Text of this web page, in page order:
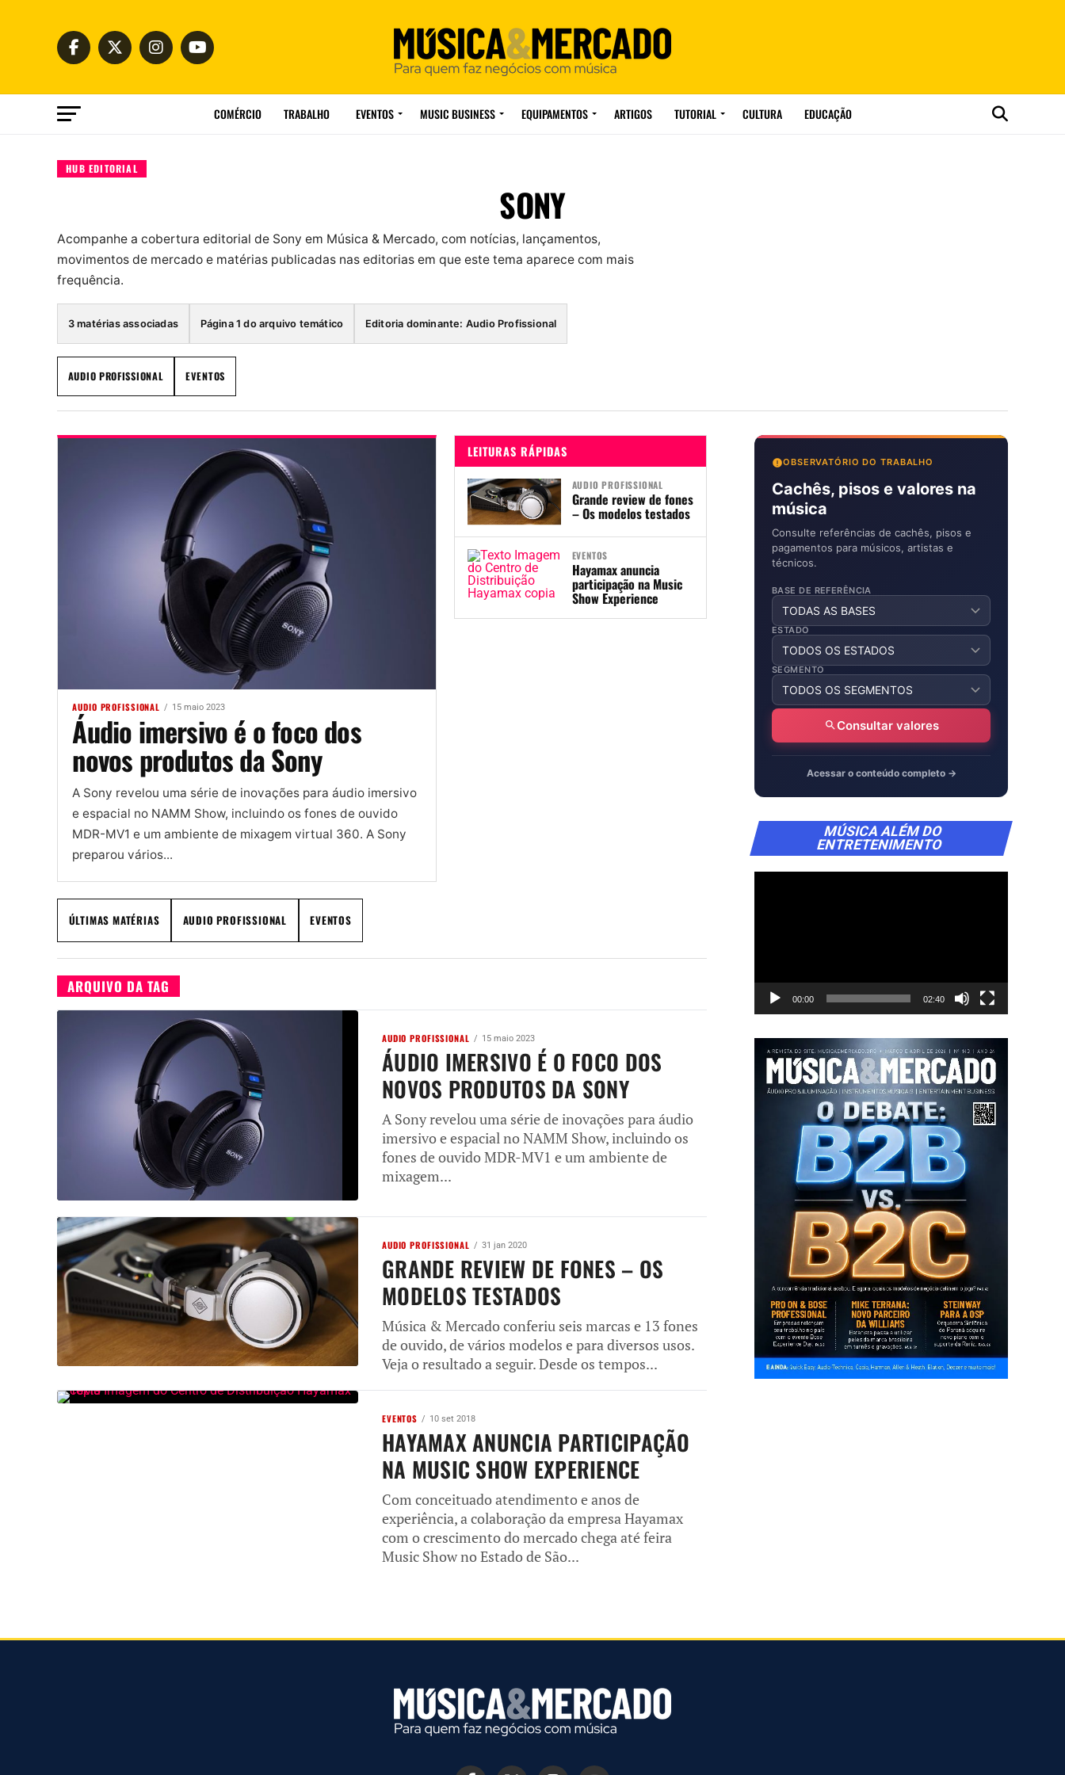
COMÉRCIO TRABALHO EVENTOS MUSIC BUSINESS EQUIPAMENTOS ARTIGOS TUTORIAL CULTURA EDUCAÇÃO
HUB EDITORIAL
SONY
Acompanhe a cobertura editorial de Sony em Música & Mercado, com notícias, lançamentos,
movimentos de mercado e matérias publicadas nas editorias em que este tema aparece com mais
frequência.
3 matérias associadas Página 1 do arquivo temático Editoria dominante: Audio Profissional
AUDIO PROFISSIONAL EVENTOS
AUDIO PROFISSIONAL 15 maio 2023
Áudio imersivo é o foco dos
novos produtos da Sony
A Sony revelou uma série de inovações para áudio imersivo
e espacial no NAMM Show, incluindo os fones de ouvido
MDR-MV1 e um ambiente de mixagem virtual 360. A Sony
preparou vários...
LEITURAS RÁPIDAS
AUDIO PROFISSIONAL
Grande review de fones
– Os modelos testados
EVENTOS
Hayamax anuncia
participação na Music
Show Experience
ÚLTIMAS MATÉRIAS AUDIO PROFISSIONAL EVENTOS
ARQUIVO DA TAG
AUDIO PROFISSIONAL 15 maio 2023
ÁUDIO IMERSIVO É O FOCO DOS
NOVOS PRODUTOS DA SONY
A Sony revelou uma série de inovações para áudio
imersivo e espacial no NAMM Show, incluindo os
fones de ouvido MDR-MV1 e um ambiente de
mixagem...
AUDIO PROFISSIONAL 31 jan 2020
GRANDE REVIEW DE FONES – OS
MODELOS TESTADOS
Música & Mercado conferiu seis marcas e 13 fones
de ouvido, de vários modelos e para diversos usos.
Veja o resultado a seguir. Desde os tempos...
EVENTOS 10 set 2018
HAYAMAX ANUNCIA PARTICIPAÇÃO
NA MUSIC SHOW EXPERIENCE
Com conceituado atendimento e anos de
experiência, a colaboração da empresa Hayamax
com o crescimento do mercado chega até feira
Music Show no Estado de São...
OBSERVATÓRIO DO TRABALHO
Cachês, pisos e valores na
música
Consulte referências de cachês, pisos e
pagamentos para músicos, artistas e
técnicos.
BASE DE REFERÊNCIA
ESTADO
SEGMENTO
Consultar valores
Acessar o conteúdo completo →
MÚSICA ALÉM DO
ENTRETENIMENTO
Tocador
de
00:00 02:40